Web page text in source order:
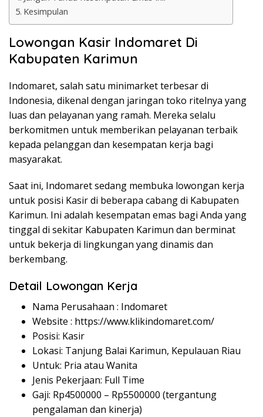
Kesimpulan
Lowongan Kasir Indomaret Di
Kabupaten Karimun
Indomaret, salah satu minimarket terbesar di
Indonesia, dikenal dengan jaringan toko ritelnya yang
luas dan pelayanan yang ramah. Mereka selalu
berkomitmen untuk memberikan pelayanan terbaik
kepada pelanggan dan kesempatan kerja bagi
masyarakat.
Saat ini, Indomaret sedang membuka lowongan kerja
untuk posisi Kasir di beberapa cabang di Kabupaten
Karimun. Ini adalah kesempatan emas bagi Anda yang
tinggal di sekitar Kabupaten Karimun dan berminat
untuk bekerja di lingkungan yang dinamis dan
berkembang.
Detail Lowongan Kerja
Nama Perusahaan : Indomaret
Website : https://www.klikindomaret.com/
Posisi: Kasir
Lokasi: Tanjung Balai Karimun, Kepulauan Riau
Untuk: Pria atau Wanita
Jenis Pekerjaan: Full Time
Gaji: Rp4500000 – Rp5500000 (tergantung
pengalaman dan kinerja)